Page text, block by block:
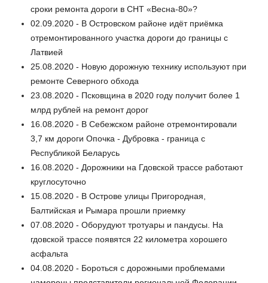
сроки ремонта дороги в СНТ «Весна-80»?
02.09.2020 - В Островском районе идёт приёмка
отремонтированного участка дороги до границы с
Латвией
25.08.2020 - Новую дорожную технику используют при
ремонте Северного обхода
23.08.2020 - Псковщина в 2020 году получит более 1
млрд рублей на ремонт дорог
16.08.2020 - В Себежском районе отремонтировали
3,7 км дороги Опочка - Дубровка - граница с
Республикой Беларусь
16.08.2020 - Дорожники на Гдовской трассе работают
круглосуточно
15.08.2020 - В Острове улицы Пригородная,
Балтийская и Рымара прошли приемку
07.08.2020 - Оборудуют тротуары и пандусы. На
гдовской трассе появятся 22 километра хорошего
асфальта
04.08.2020 - Бороться с дорожными проблемами